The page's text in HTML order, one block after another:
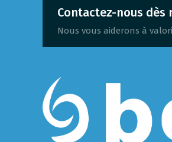
Contactez-nous dès
Nous vous aiderons à